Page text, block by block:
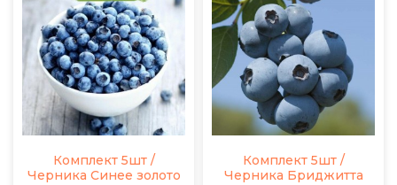
Комплект 5шт /
Черника Синее золото
Комплект 5шт /
Черника Бриджитта